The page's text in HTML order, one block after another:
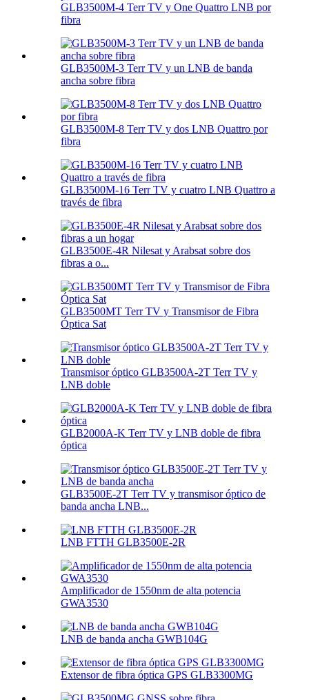
GLB3500M-4 Terr TV y One Quattro LNB por
fibra
GLB3500M-3 Terr TV y un LNB de banda
ancha sobre fibra
GLB3500M-8 Terr TV y dos LNB Quattro por
fibra
GLB3500M-16 Terr TV y cuatro LNB Quattro a
través de fibra
GLB3500E-4R Nilesat y Arabsat sobre dos
fibras a o...
GLB3500MT Terr TV y Transmisor de Fibra
Óptica Sat
Transmisor óptico GLB3500A-2T Terr TV y
LNB doble
GLB2000A-K Terr TV y LNB doble de fibra
óptica
GLB3500E-2T Terr TV y transmisor óptico de
banda ancha LNB...
LNB FTTH GLB3500E-2R
Amplificador de 1550nm de alta potencia
GWA3530
LNB de banda ancha GWB104G
Extensor de fibra óptica GPS GLB3300MG